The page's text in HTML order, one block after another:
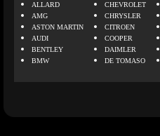
ALLARD
AMG
ASTON MARTIN
AUDI
BENTLEY
BMW
CHEVROLET
CHRYSLER
CITROEN
COOPER
DAIMLER
DE TOMASO